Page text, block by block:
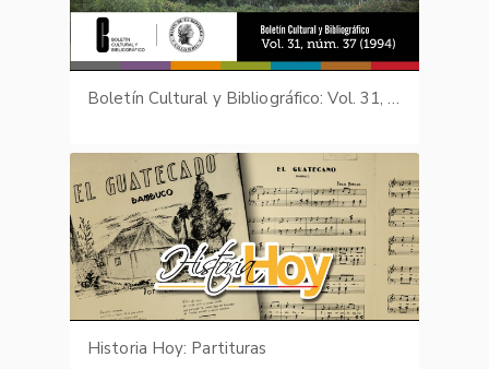
Boletín Cultural y Bibliográfico: Vol. 31, núm. 37 (1994)
Historia Hoy: Partituras